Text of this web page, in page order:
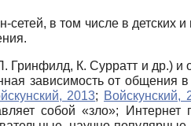
в том числе в детских
К. Сурратт и др.)
зависимость от общения в
2013; Войскунский,
собой «зло»; Интернет